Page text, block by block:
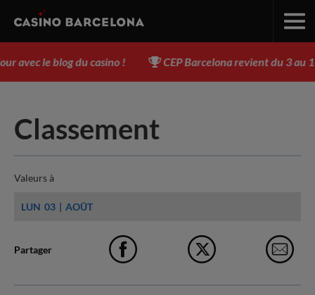
le blog du casino ! CEP Barcelona revient du 3 au 17
Classement
Valeurs à
LUN 03 AOÛT
Partager